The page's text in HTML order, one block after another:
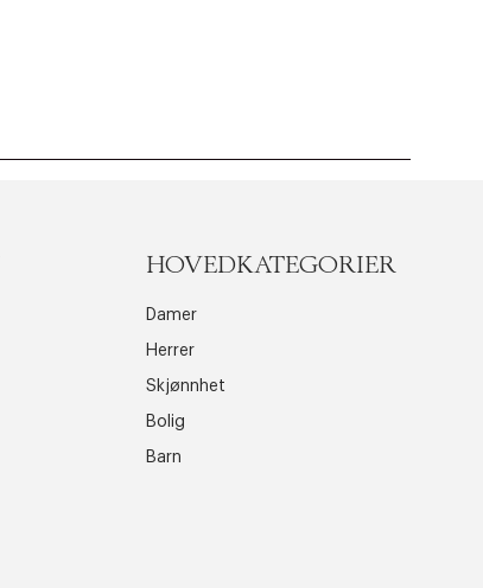
HOVEDKATEGORIER
Damer
Herrer
Skjønnhet
Bolig
Barn